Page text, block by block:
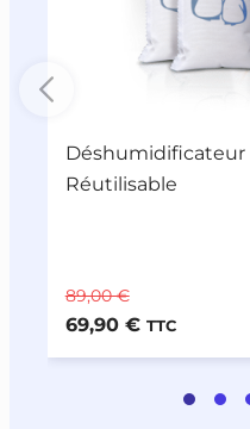
Déshumidificateur
Réutilisable
89,00 €
69,90 € TTC